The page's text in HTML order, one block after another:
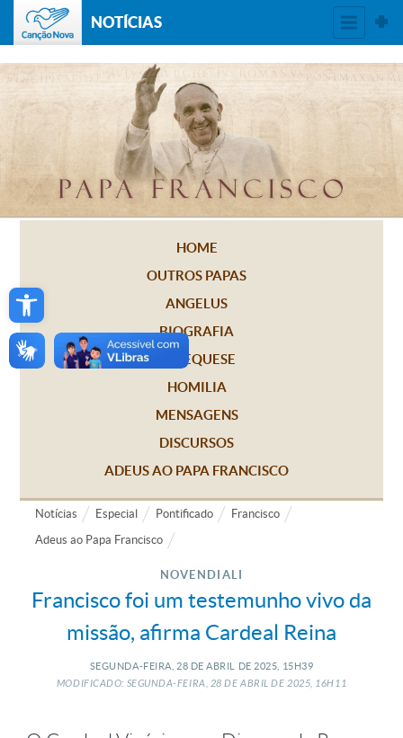
Open toolbar
NOTÍCIAS
HOME
OUTROS PAPAS
ANGELUS
BIOGRAFIA
CATEQUESE
HOMILIA
MENSAGENS
DISCURSOS
ADEUS AO PAPA FRANCISCO
Notícias Especial Pontificado
Francisco
Adeus ao Papa Francisco
NOVENDIALI
Francisco foi um testemunho vivo da
missão, afirma Cardeal Reina
SEGUNDA-FEIRA, 28 DE ABRIL DE 2025, 15H39
MODIFICADO: SEGUNDA-FEIRA, 28 DEABRIL DE2025, 16H11